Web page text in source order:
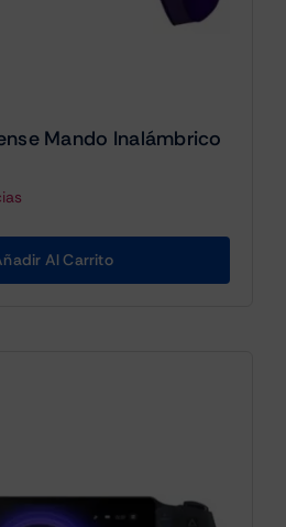
Mando Inalámbrico
Al Carrito